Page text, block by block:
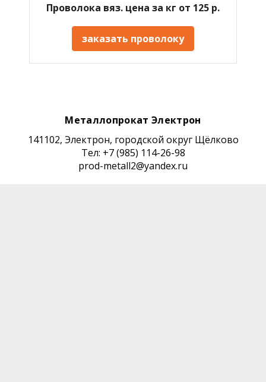
Проволока вяз. цена за кг от 125 р.
заказать проволоку
Металлопрокат Электрон
141102, Электрон, городской округ Щёлково
Тел: +7 (985) 114-26-98
prod-metall2@yandex.ru